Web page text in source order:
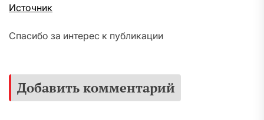
Источник
Спасибо за интерес к публикации
Добавить комментарий